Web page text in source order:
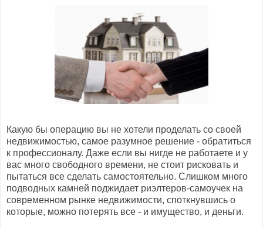
Какую бы операцию вы не хотели проделать со своей
недвижимостью, самое разумное решение - обратиться
к профессионалу. Даже если вы нигде не работаете и у
вас много свободного времени, не стоит рисковать и
пытаться все сделать самостоятельно. Слишком много
подводных камней поджидает риэлтеров-самоучек на
современном рынке недвижимости, споткнувшись о
которые, можно потерять все - и имущество, и деньги.